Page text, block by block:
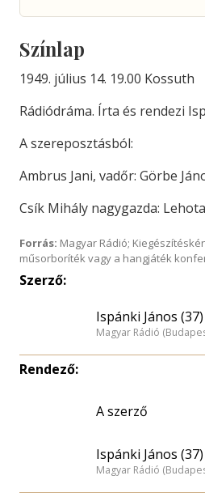
Színlap
1949. július 14. 19.00 Kossuth
Rádiódráma. Írta és rendezi
A szereposztásból:
Ambrus Jani, vadőr: Görbe
Csík Mihály nagygazda:
Forrás: Magyar Rádió;
műsorboríték vagy a hangjáték
Szerző:
Ispánki János (37)
Magyar Rádió
Rendező:
A szerző
Ispánki János (37)
Magyar Rádió